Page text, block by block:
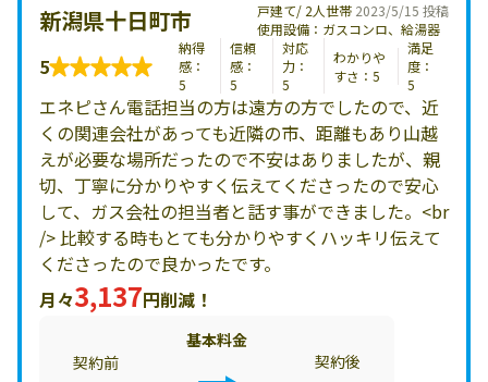
2023/5/15 投稿
新潟県十日町市
戸建て/ 2人世帯
使用設備：ガスコンロ、給湯器
5
納得
感：
5
信頼
感：
5
対応
力：
5
わかりや
すさ：5
満足
度：
5
エネピさん電話担当の方は遠方の方でしたので、近
くの関連会社があっても近隣の市、距離もあり山越
えが必要な場所だったので不安はありましたが、親
切、丁寧に分かりやすく伝えてくださったので安心
して、ガス会社の担当者と話す事ができました。<br
/> 比較する時もとても分かりやすくハッキリ伝えて
くださったので良かったです。
月々3,137円削減！
基本料金
契約前
契約後